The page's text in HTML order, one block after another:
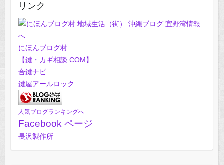
リンク
にほんブログ村
【鍵・カギ相談.COM】
合鍵ナビ
鍵屋アールロック
人気ブログランキングへ
Facebook ページ
長沢製作所